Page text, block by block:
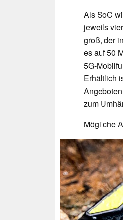
Als SoC
jeweils
groß, der
es auf 50
5G-
Erhältlich
zum
Mögliche